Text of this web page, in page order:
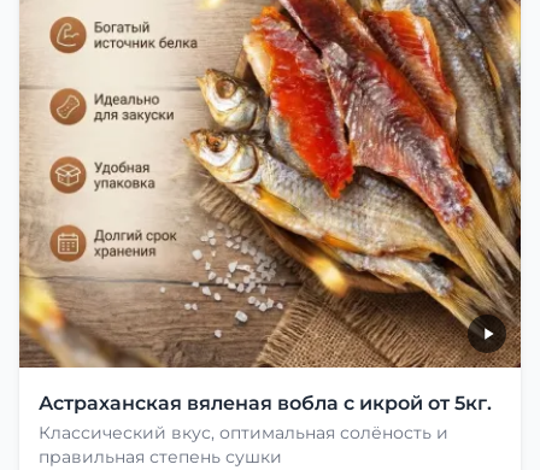
Астраханская вяленая вобла с икрой от 5кг.
Классический вкус, оптимальная солёность и
правильная степень сушки